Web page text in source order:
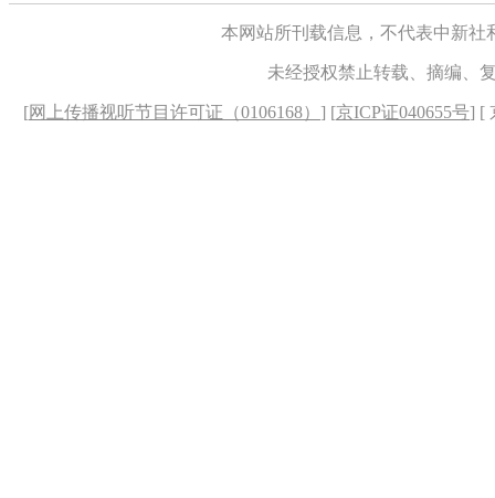
本网站所刊载信息，不代表中新
未经授权禁止转载、摘编、
[网上传播视听节目许可证（0106168） ] [京ICP证040655号] [